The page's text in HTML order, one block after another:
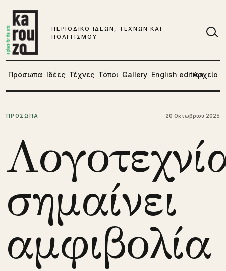
ΠΕΡΙΟΔΙΚΟ ΙΔΕΩΝ, ΤΕΧΝΩΝ ΚΑΙ
ΠΟΛΙΤΙΣΜΟΥ
Πρόσωπα Ιδέες Τέχνες Τόποι Gallery English editionΑρχείο
ΠΡΟΣΩΠΑ 20 Οκτωβρίου 2025
σημαίνει
αμφιβολία